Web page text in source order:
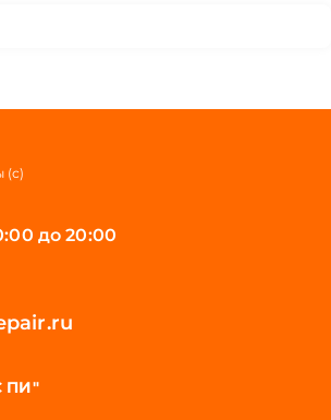
(с)
до 20:00
ПИ"